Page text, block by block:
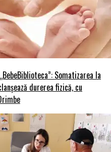
Somatizarea la
durerea fizică, cu